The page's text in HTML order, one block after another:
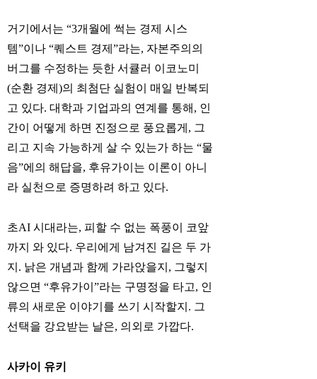
거기에서는 “3개월에 썩는 경제 시스
템”이나 “퀘스트 경제”라는, 자본주의의
버그를 수정하는 듯한 서큘러 이코노미
(순환 경제)의 최첨단 실험이 매일 반복되
고 있다. 대학과 기업과의 연계를 통해, 인
간이 어떻게 하면 진정으로 풍요롭게, 그
리고 지속 가능하게 살 수 있는가 하는 “물
음”에의 해답을, 후유가이는 이론이 아니
라 실천으로 증명하려 하고 있다.
초AI 시대라는, 피할 수 없는 폭풍이 코앞
까지 와 있다. 우리에게 남겨진 길은 두 가
지. 낡은 개념과 함께 가라앉을지, 그렇지
않으면 “후유가이”라는 구명정을 타고, 인
류의 새로운 이야기를 쓰기 시작할지. 그
선택을 강요받는 날은, 의외로 가깝다.
사카이 유키